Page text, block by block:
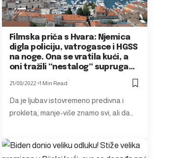
Filmska priča s Hvara: Njemica
digla policiju, vatrogasce i HGSS
na noge. Ona se vratila kući, a
oni tražili “nestalog” supruga…
21/08/2022 1 Min Read
Da je ljubav istovremeno predivna i
prokleta, manje-više znamo svi, ali da…